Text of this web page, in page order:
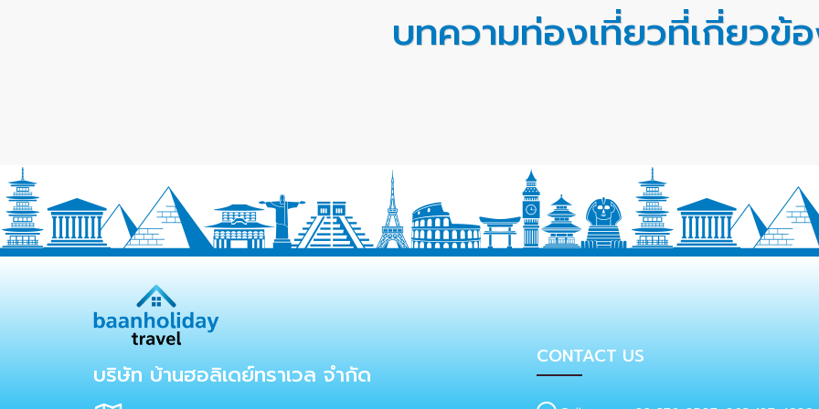
บทความท่องเที่ยวที่เกี่ยวข้
บริษัท บ้านฮอลิเดย์ทราเวล จำกัด
CONTACT US